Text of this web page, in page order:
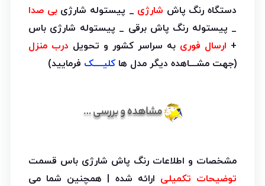
دستگاه رنگ پاش شارژی _ پیستوله شارژیبی صدا
_ پیستوله رنگ پاش برقی _ پیستوله شارژی باس
+ ارسال فوری به سراسر کشور و تحویل درب منزل
(جهت مشـــاهده دیگر مدل ها کلیــــک فرمایید)
مشخصات و اطلاعات رنگ پاش شارژی باس قسمت
توضیحات تکمیلی ارائه شده | همچنین شما می